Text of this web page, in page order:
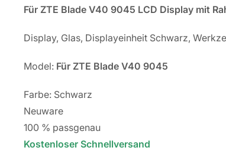
Für ZTE Blade V40 9045 LCD Display mit
Display, Glas, Displayeinheit Schwarz,
Model: Für ZTE Blade V40 9045
Farbe: Schwarz
Neuware
100 % passgenau
Kostenloser Schnellversand